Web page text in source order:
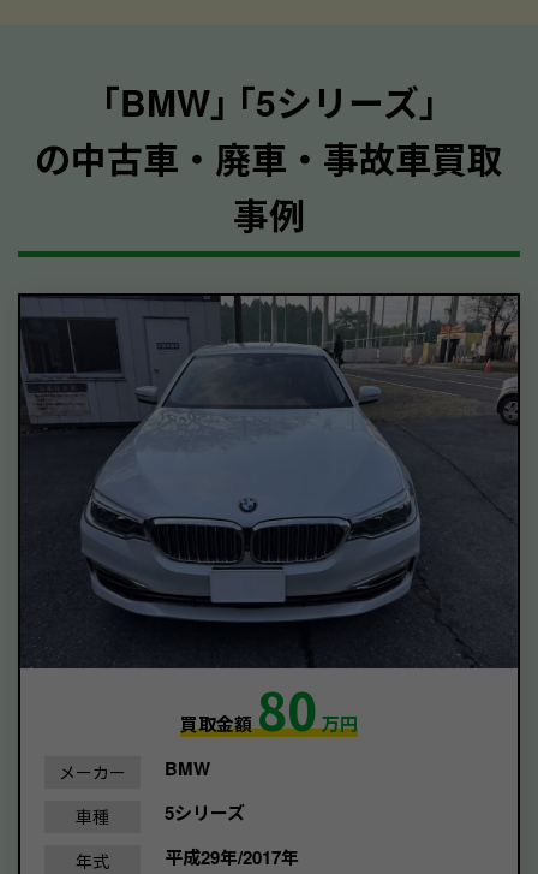
｢BMW｣ ｢5シリーズ｣
の中古車・廃車・事故車買取
事例
買取金額80万円
メーカー BMW
車種 5シリーズ
年式 平成29年/2017年